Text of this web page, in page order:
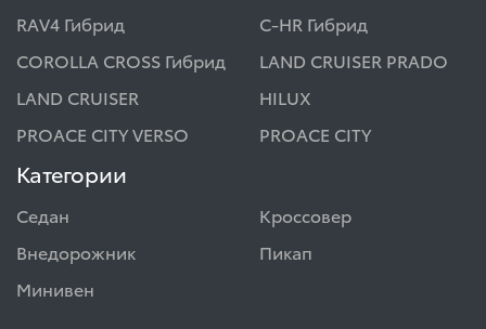
RAV4 Гибрид
C-HR Гибрид
COROLLA CROSS Гибрид
LAND CRUISER PRADO
LAND CRUISER
HILUX
PROACE CITY VERSO
PROACE CITY
Категории
Седан
Кроссовер
Внедорожник
Пикап
Минивен